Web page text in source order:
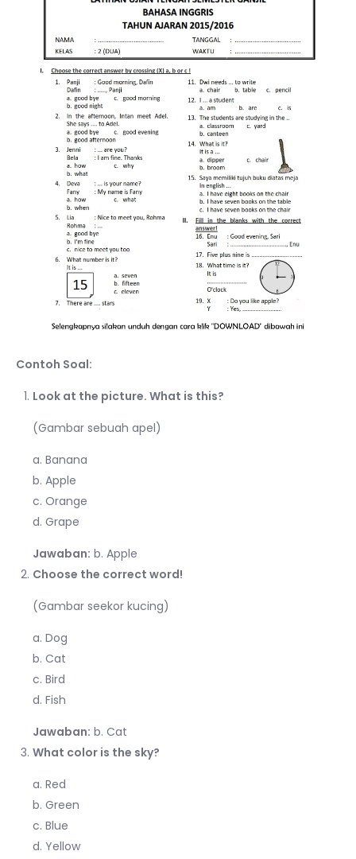
Contoh Soal:
Look at the picture. What is this?
(Gambar sebuah apel)
a. Banana
b. Apple
c. Orange
d. Grape
Jawaban: b. Apple
Choose the correct word!
(Gambar seekor kucing)
a. Dog
b. Cat
c. Bird
d. Fish
Jawaban: b. Cat
What color is the sky?
a. Red
b. Green
c. Blue
d. Yellow